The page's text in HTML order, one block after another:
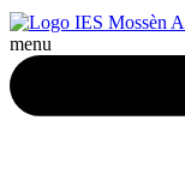
menu